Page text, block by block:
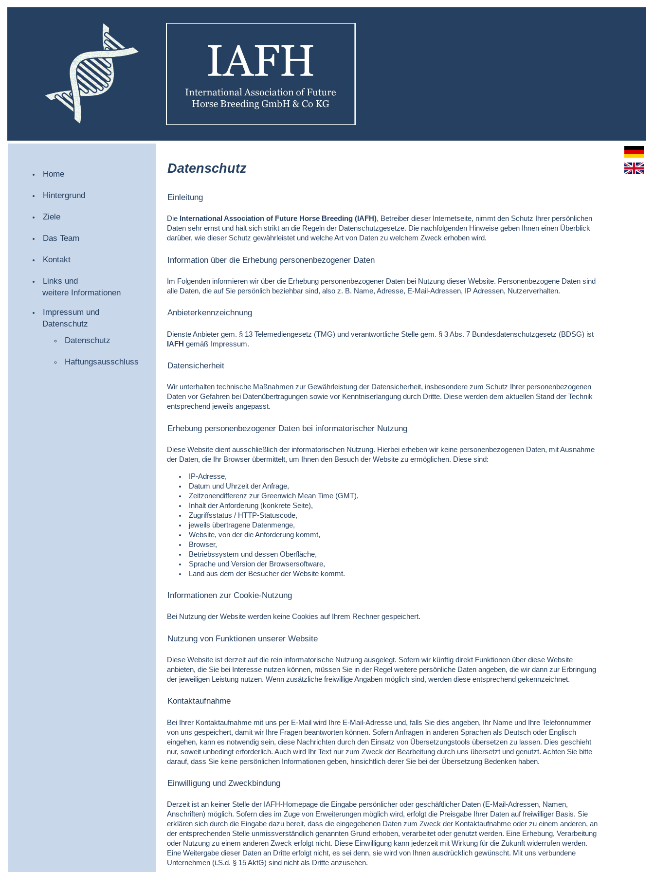
Home
Hintergrund
Ziele
Das Team
Kontakt
Links und
weitere Informationen
Impressum und
Datenschutz
Datenschutz
Haftungsausschluss
Datenschutz
Einleitung
Die International Association of Future Horse Breeding (IAFH), Betreiber dieser Internetseite, nimmt den Schutz Ihrer persönlichen
Daten sehr ernst und hält sich strikt an die Regeln der Datenschutzgesetze. Die nachfolgenden Hinweise geben Ihnen einen Überblick
darüber, wie dieser Schutz gewährleistet und welche Art von Daten zu welchem Zweck erhoben wird.
Information über die Erhebung personenbezogener Daten
Im Folgenden informieren wir über die Erhebung personenbezogener Daten bei Nutzung dieser Website. Personenbezogene Daten sind
alle Daten, die auf Sie persönlich beziehbar sind, also z. B. Name, Adresse, E-Mail-Adressen, IP Adressen, Nutzerverhalten.
Anbieterkennzeichnung
Dienste Anbieter gem. § 13 Telemediengesetz (TMG) und verantwortliche Stelle gem. § 3 Abs. 7 Bundesdatenschutzgesetz (BDSG) ist
IAFH gemäß Impressum.
Datensicherheit
Wir unterhalten technische Maßnahmen zur Gewährleistung der Datensicherheit, insbesondere zum Schutz Ihrer personenbezogenen
Daten vor Gefahren bei Datenübertragungen sowie vor Kenntniserlangung durch Dritte. Diese werden dem aktuellen Stand der Technik
entsprechend jeweils angepasst.
Erhebung personenbezogener Daten bei informatorischer Nutzung
Diese Website dient ausschließlich der informatorischen Nutzung. Hierbei erheben wir keine personenbezogenen Daten, mit Ausnahme
der Daten, die Ihr Browser übermittelt, um Ihnen den Besuch der Website zu ermöglichen. Diese sind:
IP-Adresse,
Datum und Uhrzeit der Anfrage,
Zeitzonendifferenz zur Greenwich Mean Time (GMT),
Inhalt der Anforderung (konkrete Seite),
Zugriffsstatus / HTTP-Statuscode,
jeweils übertragene Datenmenge,
Website, von der die Anforderung kommt,
Browser,
Betriebssystem und dessen Oberfläche,
Sprache und Version der Browsersoftware,
Land aus dem der Besucher der Website kommt.
Informationen zur Cookie-Nutzung
Bei Nutzung der Website werden keine Cookies auf Ihrem Rechner gespeichert.
Nutzung von Funktionen unserer Website
Diese Website ist derzeit auf die rein informatorische Nutzung ausgelegt. Sofern wir künftig direkt Funktionen über diese Website
anbieten, die Sie bei Interesse nutzen können, müssen Sie in der Regel weitere persönliche Daten angeben, die wir dann zur Erbringung
der jeweiligen Leistung nutzen. Wenn zusätzliche freiwillige Angaben möglich sind, werden diese entsprechend gekennzeichnet.
Kontaktaufnahme
Bei Ihrer Kontaktaufnahme mit uns per E-Mail wird Ihre E-Mail-Adresse und, falls Sie dies angeben, Ihr Name und Ihre Telefonnummer
von uns gespeichert, damit wir Ihre Fragen beantworten können. Sofern Anfragen in anderen Sprachen als Deutsch oder Englisch
eingehen, kann es notwendig sein, diese Nachrichten durch den Einsatz von Übersetzungstools übersetzen zu lassen. Dies geschieht
nur, soweit unbedingt erforderlich. Auch wird Ihr Text nur zum Zweck der Bearbeitung durch uns übersetzt und genutzt. Achten Sie bitte
darauf, dass Sie keine persönlichen Informationen geben, hinsichtlich derer Sie bei der Übersetzung Bedenken haben.
Einwilligung und Zweckbindung
Derzeit ist an keiner Stelle der IAFH-Homepage die Eingabe persönlicher oder geschäftlicher Daten (E-Mail-Adressen, Namen,
Anschriften) möglich. Sofern dies im Zuge von Erweiterungen möglich wird, erfolgt die Preisgabe Ihrer Daten auf freiwilliger Basis. Sie
erklären sich durch die Eingabe dazu bereit, dass die eingegebenen Daten zum Zweck der Kontaktaufnahme oder zu einem anderen, an
der entsprechenden Stelle unmissverständlich genannten Grund erhoben, verarbeitet oder genutzt werden. Eine Erhebung, Verarbeitung
oder Nutzung zu einem anderen Zweck erfolgt nicht. Diese Einwilligung kann jederzeit mit Wirkung für die Zukunft widerrufen werden.
Eine Weitergabe dieser Daten an Dritte erfolgt nicht, es sei denn, sie wird von Ihnen ausdrücklich gewünscht. Mit uns verbundene
Unternehmen (i.S.d. § 15 AktG) sind nicht als Dritte anzusehen.